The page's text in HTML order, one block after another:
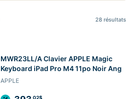
28résultats
MWR23LL/A Clavier APPLE Magic
Keyboard iPad Pro M4 11po Noir Ang
APPLE
02$